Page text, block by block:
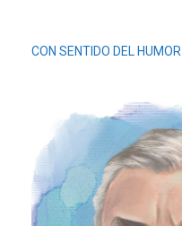
CON SENTIDO DEL HUMOR